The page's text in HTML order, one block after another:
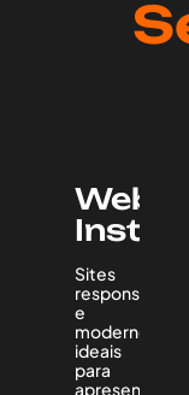
Sites
responsivos
e
modernos,
ideais
para
apresentação